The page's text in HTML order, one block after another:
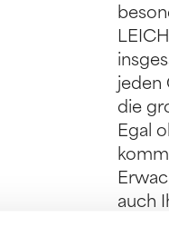
jeden
die
Egal
auch